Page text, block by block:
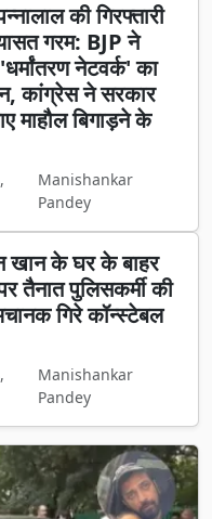
की गिरफ्तारी
गरम: BJP ने
नेटवर्क' का
कांग्रेस ने सरकार
माहौल बिगाड़ने के
Manishankar
Pandey
खान के घर के बाहर
तैनात पुलिसकर्मी की
गिरे कॉन्स्टेबल
Manishankar
Pandey